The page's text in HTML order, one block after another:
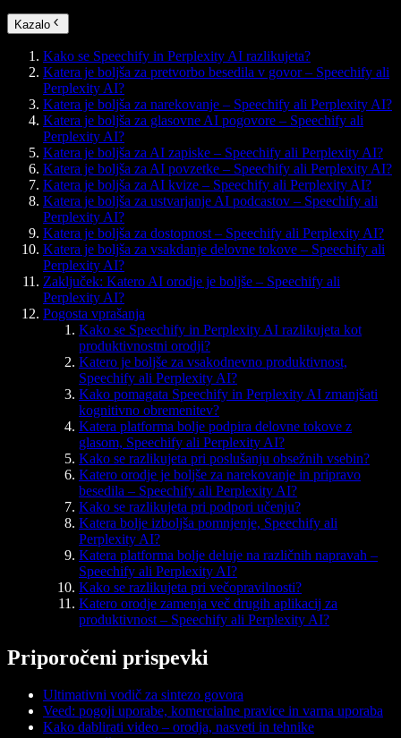
Kazalo
Kako se Speechify in Perplexity AI razlikujeta?
Katera je boljša za pretvorbo besedila v govor – Speechify ali
Perplexity AI?
Katera je boljša za narekovanje – Speechify ali Perplexity AI?
Katera je boljša za glasovne AI pogovore – Speechify ali
Perplexity AI?
Katera je boljša za AI zapiske – Speechify ali Perplexity AI?
Katera je boljša za AI povzetke – Speechify ali Perplexity AI?
Katera je boljša za AI kvize – Speechify ali Perplexity AI?
Katera je boljša za ustvarjanje AI podcastov – Speechify ali
Perplexity AI?
Katera je boljša za dostopnost – Speechify ali Perplexity AI?
Katera je boljša za vsakdanje delovne tokove – Speechify ali
Perplexity AI?
Zaključek: Katero AI orodje je boljše – Speechify ali
Perplexity AI?
Pogosta vprašanja
Kako se Speechify in Perplexity AI razlikujeta kot
produktivnostni orodji?
Katero je boljše za vsakodnevno produktivnost,
Speechify ali Perplexity AI?
Kako pomagata Speechify in Perplexity AI zmanjšati
kognitivno obremenitev?
Katera platforma bolje podpira delovne tokove z
glasom, Speechify ali Perplexity AI?
Kako se razlikujeta pri poslušanju obsežnih vsebin?
Katero orodje je boljše za narekovanje in pripravo
besedila – Speechify ali Perplexity AI?
Kako se razlikujeta pri podpori učenju?
Katera bolje izboljša pomnjenje, Speechify ali
Perplexity AI?
Katera platforma bolje deluje na različnih napravah –
Speechify ali Perplexity AI?
Kako se razlikujeta pri večopravilnosti?
Katero orodje zamenja več drugih aplikacij za
produktivnost – Speechify ali Perplexity AI?
Priporočeni prispevki
Ultimativni vodič za sintezo govora
Veed: pogoji uporabe, komercialne pravice in varna uporaba
Kako dablirati video – orodja, nasveti in tehnike